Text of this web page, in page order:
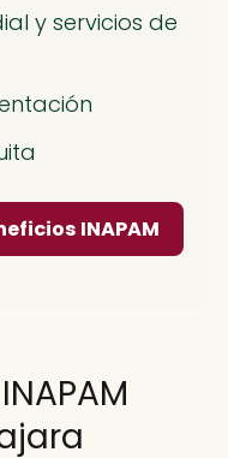
y servicios de
INAPAM